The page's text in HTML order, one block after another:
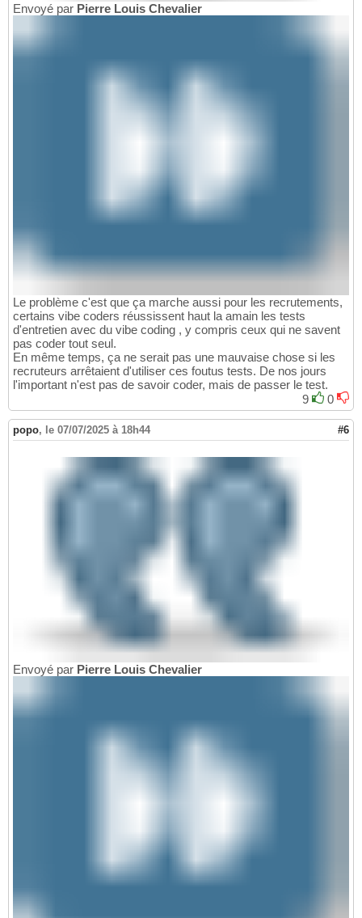
Envoyé par Pierre Louis Chevalier
Le problème c'est que ça marche aussi pour les recrutements,
certains vibe coders réussissent haut la amain les tests
d'entretien avec du vibe coding , y compris ceux qui ne savent
pas coder tout seul.
En même temps, ça ne serait pas une mauvaise chose si les
recruteurs arrêtaient d'utiliser ces foutus tests. De nos jours
l'important n'est pas de savoir coder, mais de passer le test.
9
0
popo, le 07/07/2025 à 18h44 #6
Envoyé par Pierre Louis Chevalier